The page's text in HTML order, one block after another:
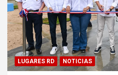
LUGARES RD NOTICIAS